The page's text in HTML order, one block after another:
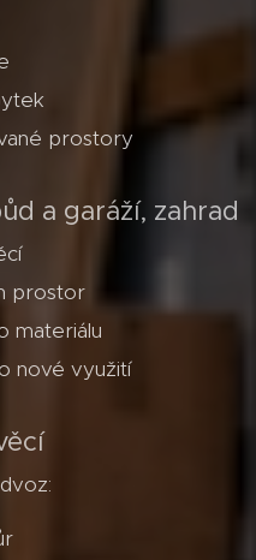
prostory
a garáží, zahrad
prostor
materiálu
nové využití